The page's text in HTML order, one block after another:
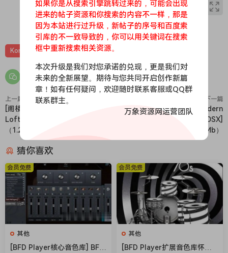
focus on what you do best, make music. The custom KSP
script handles round robin and allows you to control the
most important elements of the piano’s sound.
NOTE: REQUIRES THE FULL VERSION KONTAKT 6.5.2 AND
HIGHER!
0
Kontakt 钢琴键盘 音源
上一篇
[阁楼钢琴]Echo Sound Works
Loft Piano [KONTAKT]
（1.24Gb）
下一篇
[智能节奏制作插件]Audiomodern
Playbeat v3.2.8 [MacOSX]
（84.6Mb）
猜你喜欢
其他
[BFD Player核心音色库] BFD
会员免费
其他
[BFD Player扩展音色库怀旧
会员免费
如果你是从搜索引擎跳转过来的，可能会出现
进来的帖子资源和你搜索的内容不一样，那是
因为本站进行过升级，新帖子的序号和百度索
引库的不一致导致的，你可以用关键词在搜索
框中重新搜索相关资源。
本次升级是我们对您承诺的兑现，更是我们对
未来的全新展望。期待与您共同开启创作新篇
章！如有任何疑问，欢迎随时联系客服或QQ群
联系群主。
万象资源网运营团队